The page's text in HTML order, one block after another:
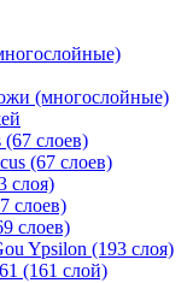
(многослойные)
слоев)
(67 слоев)
слоя)
слоев)
слоев)
Ypsilon (193 слоя)
(161 слой)